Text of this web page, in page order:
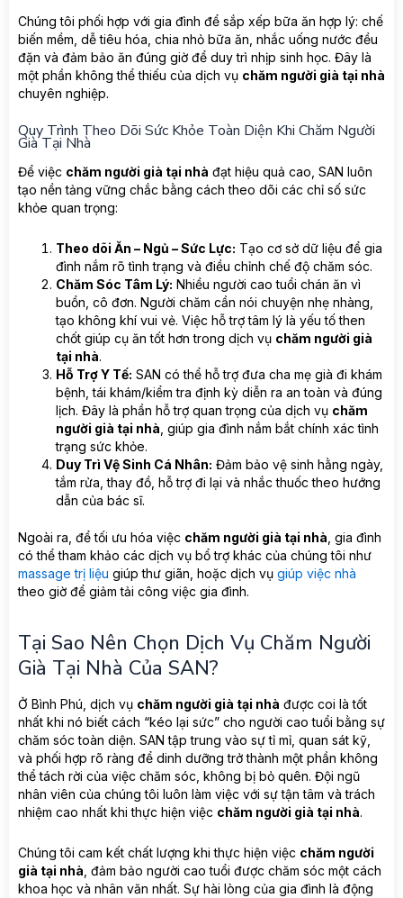
Chúng tôi phối hợp với gia đình để sắp xếp bữa ăn hợp lý: chế
biến mềm, dễ tiêu hóa, chia nhỏ bữa ăn, nhắc uống nước đều
đặn và đảm bảo ăn đúng giờ để duy trì nhịp sinh học. Đây là
một phần không thể thiếu của dịch vụ chăm người già tại nhà
chuyên nghiệp.
Quy Trình Theo Dõi Sức Khỏe Toàn Diện Khi Chăm Người
Già Tại Nhà
Để việc chăm người già tại nhà đạt hiệu quả cao, SAN luôn
tạo nền tảng vững chắc bằng cách theo dõi các chỉ số sức
khỏe quan trọng:
Theo dõi Ăn – Ngủ – Sức Lực: Tạo cơ sở dữ liệu để gia
đình nắm rõ tình trạng và điều chỉnh chế độ chăm sóc.
Chăm Sóc Tâm Lý: Nhiều người cao tuổi chán ăn vì
buồn, cô đơn. Người chăm cần nói chuyện nhẹ nhàng,
tạo không khí vui vẻ. Việc hỗ trợ tâm lý là yếu tố then
chốt giúp cụ ăn tốt hơn trong dịch vụ chăm người già
tại nhà.
Hỗ Trợ Y Tế: SAN có thể hỗ trợ đưa cha mẹ già đi khám
bệnh, tái khám/kiểm tra định kỳ diễn ra an toàn và đúng
lịch. Đây là phần hỗ trợ quan trọng của dịch vụ chăm
người già tại nhà , giúp gia đình nắm bắt chính xác tình
trạng sức khỏe.
Duy Trì Vệ Sinh Cá Nhân: Đảm bảo vệ sinh hằng ngày,
tắm rửa, thay đồ, hỗ trợ đi lại và nhắc thuốc theo hướng
dẫn của bác sĩ.
Ngoài ra, để tối ưu hóa việc chăm người già tại nhà , gia đình
có thể tham khảo các dịch vụ bổ trợ khác của chúng tôi như
massage trị liệu giúp thư giãn, hoặc dịch vụ giúp việc nhà
theo giờ để giảm tải công việc gia đình.
Tại Sao Nên Chọn Dịch Vụ Chăm Người
Già Tại Nhà Của SAN?
Ở Bình Phú, dịch vụ chăm người già tại nhà được coi là tốt
nhất khi nó biết cách “kéo lại sức” cho người cao tuổi bằng sự
chăm sóc toàn diện. SAN tập trung vào sự tỉ mỉ, quan sát kỹ,
và phối hợp rõ ràng để dinh dưỡng trở thành một phần không
thể tách rời của việc chăm sóc, không bị bỏ quên. Đội ngũ
nhân viên của chúng tôi luôn làm việc với sự tận tâm và trách
nhiệm cao nhất khi thực hiện việc chăm người già tại nhà.
Chúng tôi cam kết chất lượng khi thực hiện việc chăm người
già tại nhà , đảm bảo người cao tuổi được chăm sóc một cách
khoa học và nhân văn nhất. Sự hài lòng của gia đình là động